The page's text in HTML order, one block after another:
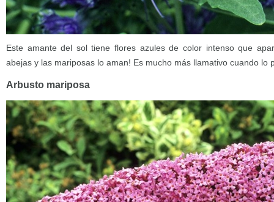
Este amante del sol tiene flores azules de color intenso que
abejas y las mariposas lo aman! Es mucho más llamativo cuando lo
Arbusto mariposa